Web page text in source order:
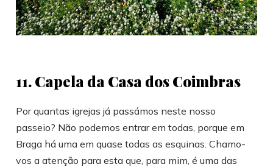
11. Capela da Casa dos Coimbras
Por quantas igrejas já passámos neste nosso
passeio? Não podemos entrar em todas, porque em
Braga há uma em quase todas as esquinas. Chamo-
vos a atenção para esta que, para mim, é uma das